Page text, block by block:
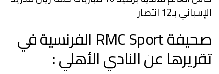
الإسباني بـ12 انتصار
صحيفة RMC Sport الفرنسية في
تقريرها عن النادي الأهلي :